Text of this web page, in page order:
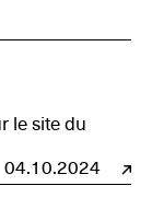
le site du
04.10.2024